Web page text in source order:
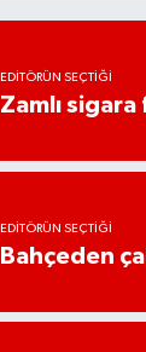
EDITÖRÜN SEÇTIĞI
Zamlı
EDITÖRÜN SEÇTIĞI
Bahçeden